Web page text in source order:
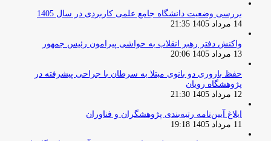
بررسی وضعیت دانشگاه جامع علمی کاربردی در سال 1405
14 مرداد 1405 21:35
واکنش دفتر رهبر انقلاب به حواشی پیرامون رئیس جمهور
13 مرداد 1405 20:06
حفظ باروری دو بانوی مبتلا به سرطان با جراحی پیشرفته در
پژوهشگاه رویان
12 مرداد 1405 21:30
ابلاغ آیین‌نامه رتبه‌بندی پژوهشگران و فناوران
11 مرداد 1405 19:18